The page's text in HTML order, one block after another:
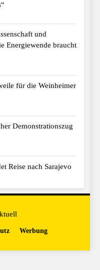
und
Energiewende braucht
für die Weinheimer
Demonstrationszug
Reise nach Sarajevo
Werbung